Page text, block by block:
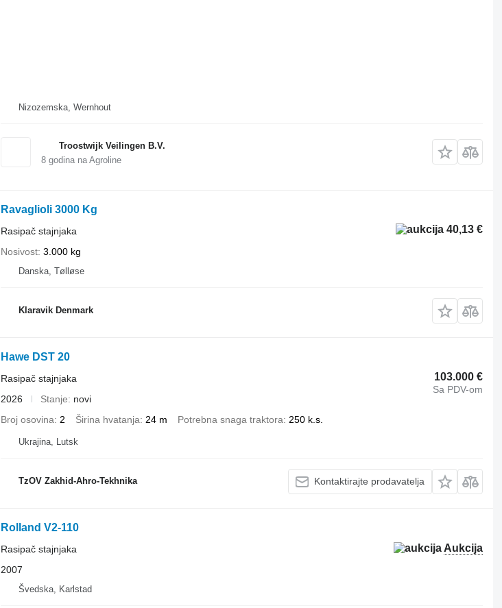
Nizozemska, Wernhout
Troostwijk Veilingen B.V.
8godina na Agroline
Ravaglioli 3000 Kg
40,13 €
Rasipač stajnjaka
Nosivost 3.000 kg
Danska, Tølløse
Klaravik Denmark
Hawe DST 20
103.000 €
Sa PDV-om
Rasipač stajnjaka
2026
Stanje
novi
Broj osovina
2 Širina hvatanja 24 m Potrebna snaga traktora 250 k.s.
Ukrajina, Lutsk
TzOV Zakhid-Ahro-Tekhnika Kontaktirajte prodavatelja
Rolland V2-110
Aukcija
Rasipač stajnjaka
2007
Švedska, Karlstad